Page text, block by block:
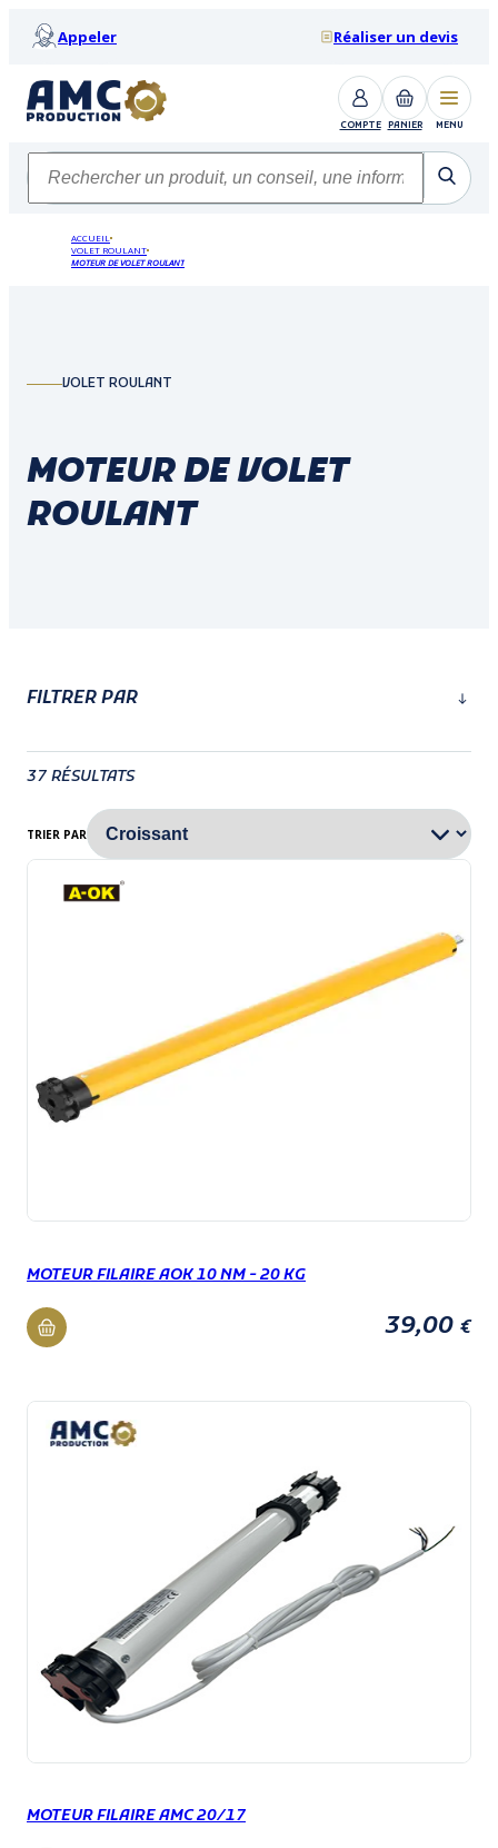
Appeler Réaliser un devis
COMPTE PANIER MENU
ACCUEIL
VOLET ROULANT
MOTEUR DE VOLET ROULANT
VOLET ROULANT
MOTEUR DE VOLET
ROULANT
FILTRER PAR
37 RÉSULTATS
TRIER PAR
MOTEUR FILAIRE AOK 10 NM - 20 KG
39,00 €
MOTEUR FILAIRE AMC 20/17